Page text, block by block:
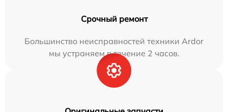
Срочный ремонт
Большинство неисправностей техники Ardor
мы устраняем в течение 2 часов.